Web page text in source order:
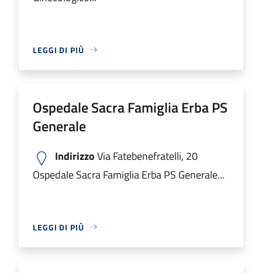
LEGGI DI PIÙ
Ospedale Sacra Famiglia Erba PS
Generale
IndirizzoVia Fatebenefratelli, 20
Ospedale Sacra Famiglia Erba PS Generale...
LEGGI DI PIÙ